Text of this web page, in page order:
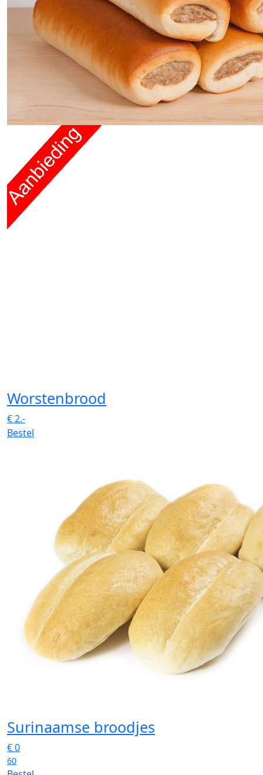
Worstenbrood
€2.-
Bestel
Surinaamse broodjes
€0
60